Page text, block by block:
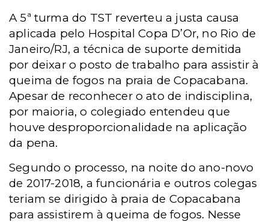
A 5ª turma do TST reverteu a justa causa
aplicada pelo Hospital Copa D’Or, no Rio de
Janeiro/RJ, a técnica de suporte demitida
por deixar o posto de trabalho para assistir à
queima de fogos na praia de Copacabana.
Apesar de reconhecer o ato de indisciplina,
por maioria, o colegiado entendeu que
houve desproporcionalidade na aplicação
da pena.
Segundo o processo, na noite do ano-novo
de 2017-2018, a funcionária e outros colegas
teriam se dirigido à praia de Copacabana
para assistirem à queima de fogos. Nesse